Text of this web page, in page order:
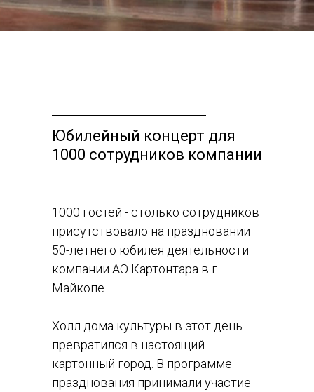
Юбилейный концерт для
1000 сотрудников компании
1000 гостей - столько сотрудников
присутствовало на праздновании
50-летнего юбилея деятельности
компании АО Картонтара в г.
Майкопе.
Холл дома культуры в этот день
превратился в настоящий
картонный город. В программе
празднования принимали участие